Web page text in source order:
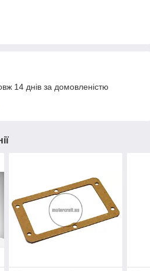
14 днів за домовленістю